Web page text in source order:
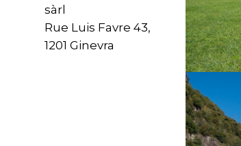
sàrl
Rue Luis Favre 43,
1201 Ginevra